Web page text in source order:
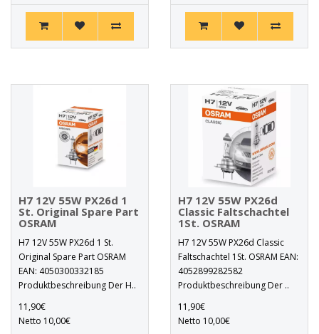
H7 12V 55W PX26d 1
St. Original Spare Part
OSRAM
H7 12V 55W PX26d 1 St.
Original Spare Part OSRAM
EAN: 4050300332185
Produktbeschreibung Der H..
11,90€
Netto 10,00€
H7 12V 55W PX26d
Classic Faltschachtel
1St. OSRAM
H7 12V 55W PX26d Classic
Faltschachtel 1St. OSRAM EAN:
4052899282582
Produktbeschreibung Der ..
11,90€
Netto 10,00€